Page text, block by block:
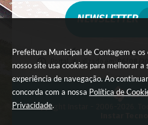
Prefeitura Municipal de Contagem e os
nosso site usa cookies para melhorar a
experiência de navegação. Ao
concorda com a nossa Política de
Privacidade.
Versão do Sistema:
Portal atualizado em:
06/08/
NEWSLETTER
© Copyright Instar - 2006-2026.